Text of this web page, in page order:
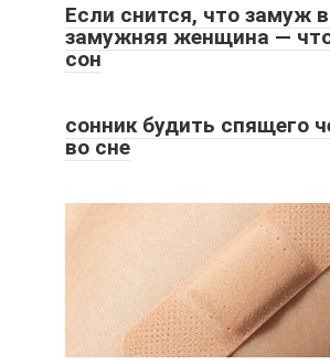
Если снится, что замуж
замужняя женщина —
сон
сонник будить спящего
во сне